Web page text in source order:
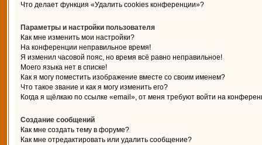
Что делает функция «Удалить cookies конференции»?
Параметры и настройки пользователя
Как мне изменить мои настройки?
На конференции неправильное время!
Я изменил часовой пояс, но время всё равно неправильное!
Моего языка нет в списке!
Как я могу поместить изображение вместе со своим именем?
Что такое звание и как я могу изменить его?
Когда я щёлкаю по ссылке «email», от меня требуют войти на
Создание сообщений
Как мне создать тему в форуме?
Как мне отредактировать или удалить сообщение?